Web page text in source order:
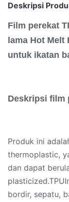
Deskripsi
Film perekat
lama Hot
untuk ikatan
Deskripsi film
Produk ini
thermoplastic,
dan dapat
bordir, sepatu,